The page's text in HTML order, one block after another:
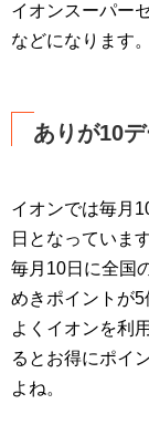
イオンスーパー
などになります。
ありが10
イオンでは毎月
日となっています
毎月10日に全国
めきポイントが5
よくイオンを利
るとお得にポイ
よね。